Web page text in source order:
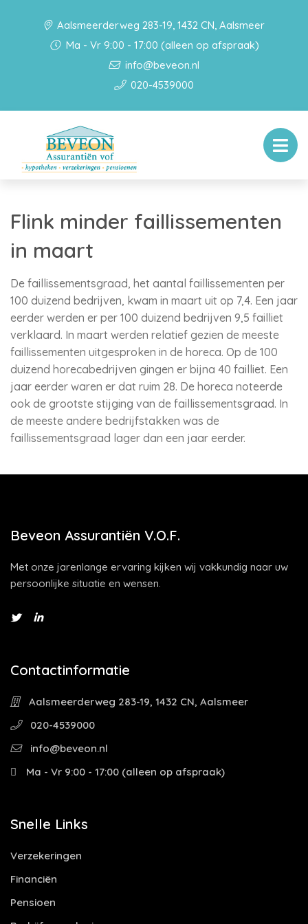
Aalsmeerderweg 283-19, 1432 CN, Aalsmeer
Ma - Vr 9:00 - 17:00 (alleen op afspraak)
info@beveon.nl
020-4539000
Flink minder faillissementen
in maart
De faillissementsgraad, het aantal faillissementen per
100 duizend bedrijven, kwam in maart uit op 7,4. Een jaar
eerder werden er per 100 duizend bedrijven 9,5 failliet
verklaard. In maart werden relatief gezien de meeste
faillissementen uitgesproken in de horeca. Op de 100
duizend horecabedrijven gingen er bijna 40 failliet. Een
jaar eerder waren er dat ruim 28. De horeca noteerde
ook de grootste stijging van de faillissementsgraad. In
de meeste andere bedrijfstakken was de
faillissementsgraad lager dan een jaar eerder.
Beveon Assurantiën V.O.F.
Met onze jarenlange ervaring kijken wij vakkundig naar uw
persoonlijke situatie en wensen.
Contactinformatie
Aalsmeerderweg 283-19, 1432 CN, Aalsmeer
020-4539000
info@beveon.nl
Ma - Vr 9:00 - 17:00 (alleen op afspraak)
Snelle Links
Verzekeringen
Financiën
Pensioen